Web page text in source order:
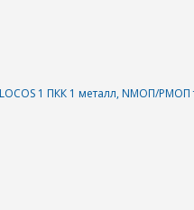
1 ПКК 1 металл, NMOП/PMOП